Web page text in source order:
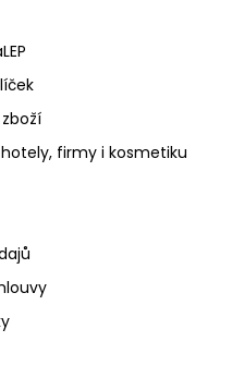
hotely, firmy i kosmetiku